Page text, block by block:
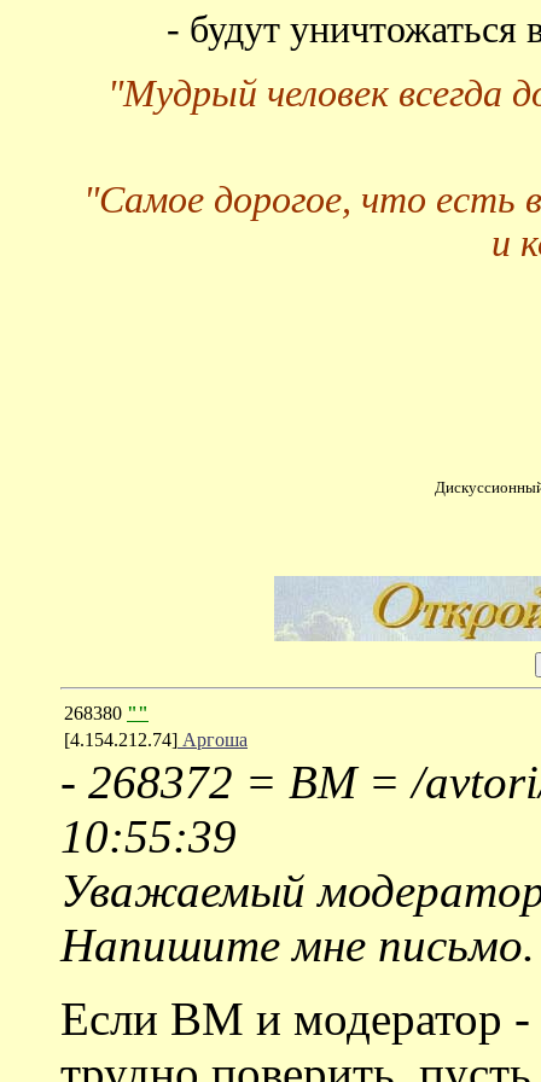
- будут
"Мудрый человек всегда
"Самое дорогое, что есть
и
268380 ""
[4.154.212.74] Аргоша
- 268372 = ВМ = /
10:55:39
Уважаемый
Напишите мне письмо.
Если ВМ и модератор -